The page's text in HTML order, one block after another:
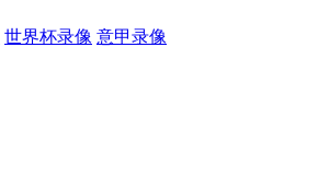
世界杯录像 意甲录像